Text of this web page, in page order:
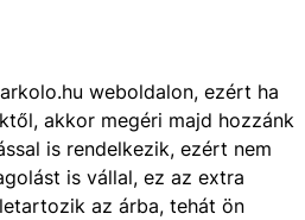
weboldalon, ezért ha
akkor megéri majd hozzánk
is rendelkezik, ezért nem
is vállal, ez az extra
az árba, tehát ön